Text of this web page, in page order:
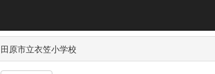
田原市立衣笠小学校